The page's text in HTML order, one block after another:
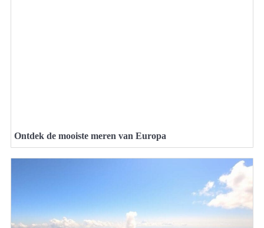
Ontdek de mooiste meren van Europa